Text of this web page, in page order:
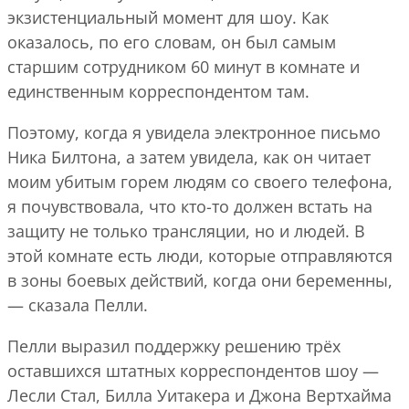
экзистенциальный момент для шоу. Как
оказалось, по его словам, он был самым
старшим сотрудником 60 минут в комнате и
единственным корреспондентом там.
Поэтому, когда я увидела электронное письмо
Ника Билтона, а затем увидела, как он читает
моим убитым горем людям со своего телефона,
я почувствовала, что кто-то должен встать на
защиту не только трансляции, но и людей. В
этой комнате есть люди, которые отправляются
в зоны боевых действий, когда они беременны,
— сказала Пелли.
Пелли выразил поддержку решению трёх
оставшихся штатных корреспондентов шоу —
Лесли Стал, Билла Уитакера и Джона Вертхайма